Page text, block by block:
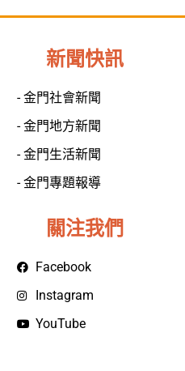
新聞快訊
- 金門社會新聞
- 金門地方新聞
- 金門生活新聞
- 金門專題報導
關注我們
Facebook
Instagram
YouTube